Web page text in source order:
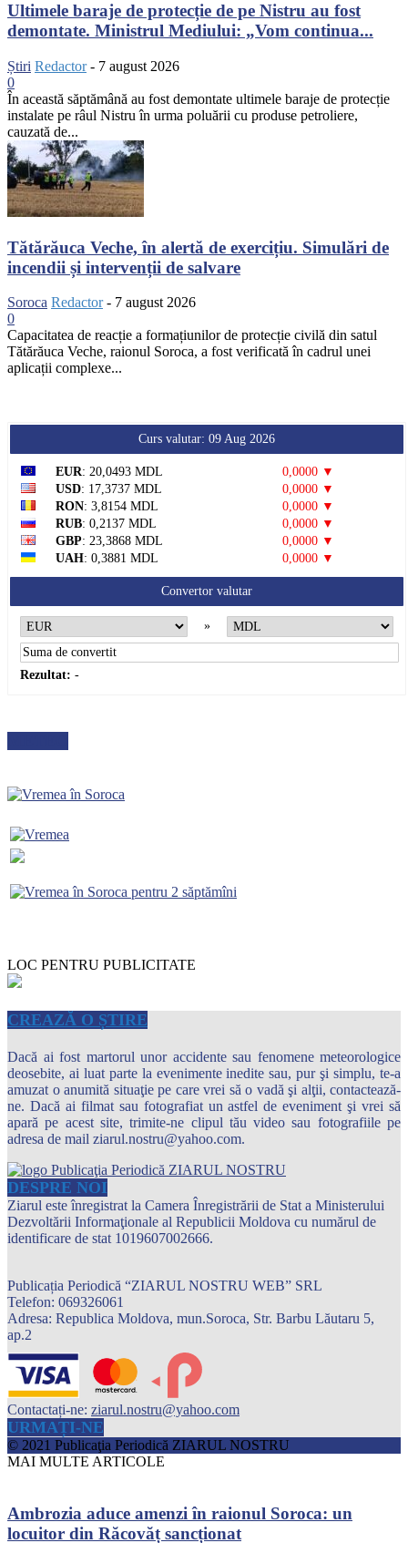
Ultimele baraje de protecție de pe Nistru au fost
demontate. Ministrul Mediului: „Vom continua...
Știri Redactor - 7 august 2026
0
În această săptămână au fost demontate ultimele baraje de protecție
instalate pe râul Nistru în urma poluării cu produse petroliere,
cauzată de...
Tătărăuca Veche, în alertă de exercițiu. Simulări de
incendii și intervenții de salvare
Soroca Redactor - 7 august 2026
0
Capacitatea de reacție a formațiunilor de protecție civilă din satul
Tătărăuca Veche, raionul Soroca, a fost verificată în cadrul unei
aplicații complexe...
Curs valutar: 09 Aug 2026
EUR: 20,0493 MDL
0,0000 ▼
USD: 17,3737 MDL
0,0000 ▼
RON: 3,8154 MDL
0,0000 ▼
RUB: 0,2137 MDL
0,0000 ▼
GBP: 23,3868 MDL
0,0000 ▼
UAH: 0,3881 MDL 0,0000 ▼
Convertor valutar
»
Rezultat: -
LOC PENTRU PUBLICITATE
CREAZĂ O ȘTIRE
Dacă ai fost martorul unor accidente sau fenomene meteorologice
deosebite, ai luat parte la evenimente inedite sau, pur şi simplu, te-a
amuzat o anumită situaţie pe care vrei să o vadă şi alţii, contactează-
ne. Dacă ai filmat sau fotografiat un astfel de eveniment şi vrei să
apară pe acest site, trimite-ne clipul tău video sau fotografiile pe
adresa de mail ziarul.nostru@yahoo.com.
DESPRE NOI
Ziarul este înregistrat la Camera Înregistrării de Stat a Ministerului
Dezvoltării Informaţionale al Republicii Moldova cu numărul de
identificare de stat 1019607002666.
Publicația Periodică “ZIARUL NOSTRU WEB” SRL
Telefon: 069326061
Adresa: Republica Moldova, mun.Soroca, Str. Barbu Lăutaru 5,
ap.2
Contactați-ne: ziarul.nostru@yahoo.com
URMAȚI-NE
© 2021 Publicaţia Periodică ZIARUL NOSTRU
MAI MULTE ARTICOLE
Ambrozia aduce amenzi în raionul Soroca: un
locuitor din Răcovăț sancționat